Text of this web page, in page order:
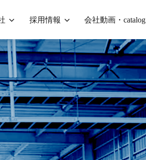
採用情報 会社動画・catalog